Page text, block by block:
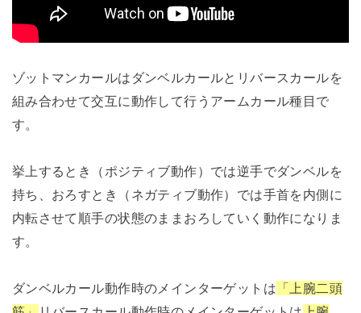
ゾットマンカールはダンベルカールとリバースカールを
組み合わせて交互に動作して行うアームカール種目で
す。
挙上するとき（ポジティブ動作）では逆手でダンベルを
持ち、おろすとき（ネガティブ動作）では手首を内側に
内転させて順手の状態のままおろしていく動作になりま
す。
ダンベルカール動作時のメインターゲットは 「上腕二頭